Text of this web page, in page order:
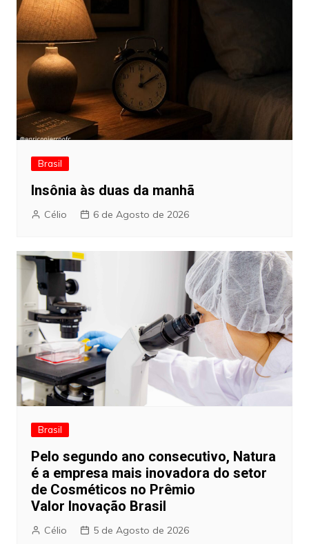
Brasil
Insônia às duas da manhã
Célio 6 de Agosto de 2026
Brasil
Pelo segundo ano consecutivo, Natura
é a empresa mais inovadora do setor
de Cosméticos no Prêmio
Valor Inovação Brasil
Célio 5 de Agosto de 2026